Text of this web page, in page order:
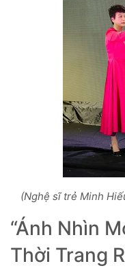
(Nghệ sĩ trẻ Minh
“Ánh Nhìn
Thời Trang